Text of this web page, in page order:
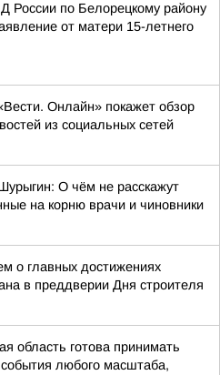
России по Белорецкому району
от матери 15-летнего
Онлайн» покажет обзор
из социальных сетей
О чём не расскажут
на корню врачи и чиновники
о главных достижениях
в преддверии Дня строителя
область готова принимать
любого масштаба,